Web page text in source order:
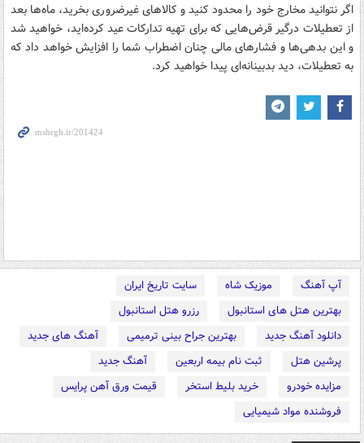
اگر نتوانید مخارج خود را محدود کنید و کالاهای غیرضروری بخرید، ماه‌ها بعد
از تعطیلات درگیر قرض‌هایی که برای تهیه تدارکات عید کرده‌اید، خواهید شد
و این بدهی‌ها و فشارهای مالی چنان اضطراب شما را افزایش خواهد داد که
به تعطیلات، دید بدبینانه‌ای پیدا خواهید کرد.
آپ آهنگ موزیک شاه
سایت تاریخ ایران
بهترین هتل های استانبول
رزرو هتل استانبول
دانلود آهنگ جدید
بهترین جراح بینی ترمیمی
آهنگ های جدید
پرشین هتل
ثبت نام بیمه اربعین
آهنگ جدید
مزایده خودرو
خرید بلیط استخر
قیمت ورق آهن پرایس
فروشنده مواد شیمیایی